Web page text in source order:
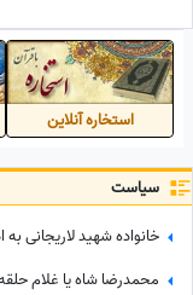
استخاره آنلاین
سیاست